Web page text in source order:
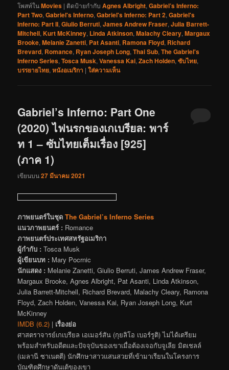
โพสท์ในMovies | ติดป้ายกำกับ Agnes Albright,Gabriel’s Inferno:
Part Two,Gabriel's Inferno,Gabriel's Inferno: Part 2,Gabriel's
Inferno: Part II,Giulio Berruti,James Andrew Fraser,Julia Barrett-
Mitchell,Kurt McKinney, Linda Atkinson,Malachy Cleary,Margaux
Brooke,Melanie Zanetti, Pat Asanti, Ramona Floyd, Richard
Brevard, Romance, Ryan Joseph Long,Thai Sub,The Gabriel's
Inferno Series,Tosca Musk,Vanessa Kai,Zach Holden,ซับไทย,
บรรยายไทย,หนังอเมริกา |ใส่ความเห็น
Gabriel’s Inferno: Part One
(2020) ไฟนรกของเกเบรียล: พาร์
ท 1 – ซับไทยเต็มเรื่อง [925]
(ภาค 1)
เขียนบน27 มีนาคม 2021
ภาพยนตร์ในชุดThe Gabriel’s Inferno Series
แนวภาพยนตร์ : Romance
ภาพยนตร์ประเทศสหรัฐอเมริกา
ผู้กำกับ : Tosca Musk
ผู้เขียนบท : Mary Pocrnic
นักแสดง : Melanie Zanetti, Giulio Berruti, James Andrew Fraser,
Margaux Brooke, Agnes Albright, Pat Asanti, Linda Atkinson,
Julia Barrett-Mitchell, Richard Brevard, Malachy Cleary, Ramona
Floyd, Zach Holden, Vanessa Kai, Ryan Joseph Long, Kurt
McKinney
IMDB (6.2) | เรื่องย่อ
ศาสตราจารย์เกเบรียล เอเมอร์สัน (กุยลิโอ เบอร์รูติ) ไม่ได้เตรียม
พร้อมสำหรับอดีตและปัจจุบันของเขาเมื่อต้องเจอกับจูเลีย มิตเชลล์
(เมลานี ซาเนตตี) นักศึกษาสาวแสนสวยที่เข้ามาเรียนในโครงการ
บัณฑิตศึกษาดันเต้ของเขา